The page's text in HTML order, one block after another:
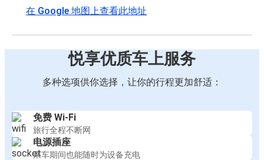
在 Google 地图上查看此地址
悦享优质车上服务
多种选项供你选择，让你的行程更加舒适：
免费 Wi-Fi
旅行全程不断网
电源插座
乘车期间也能随时为设备充电